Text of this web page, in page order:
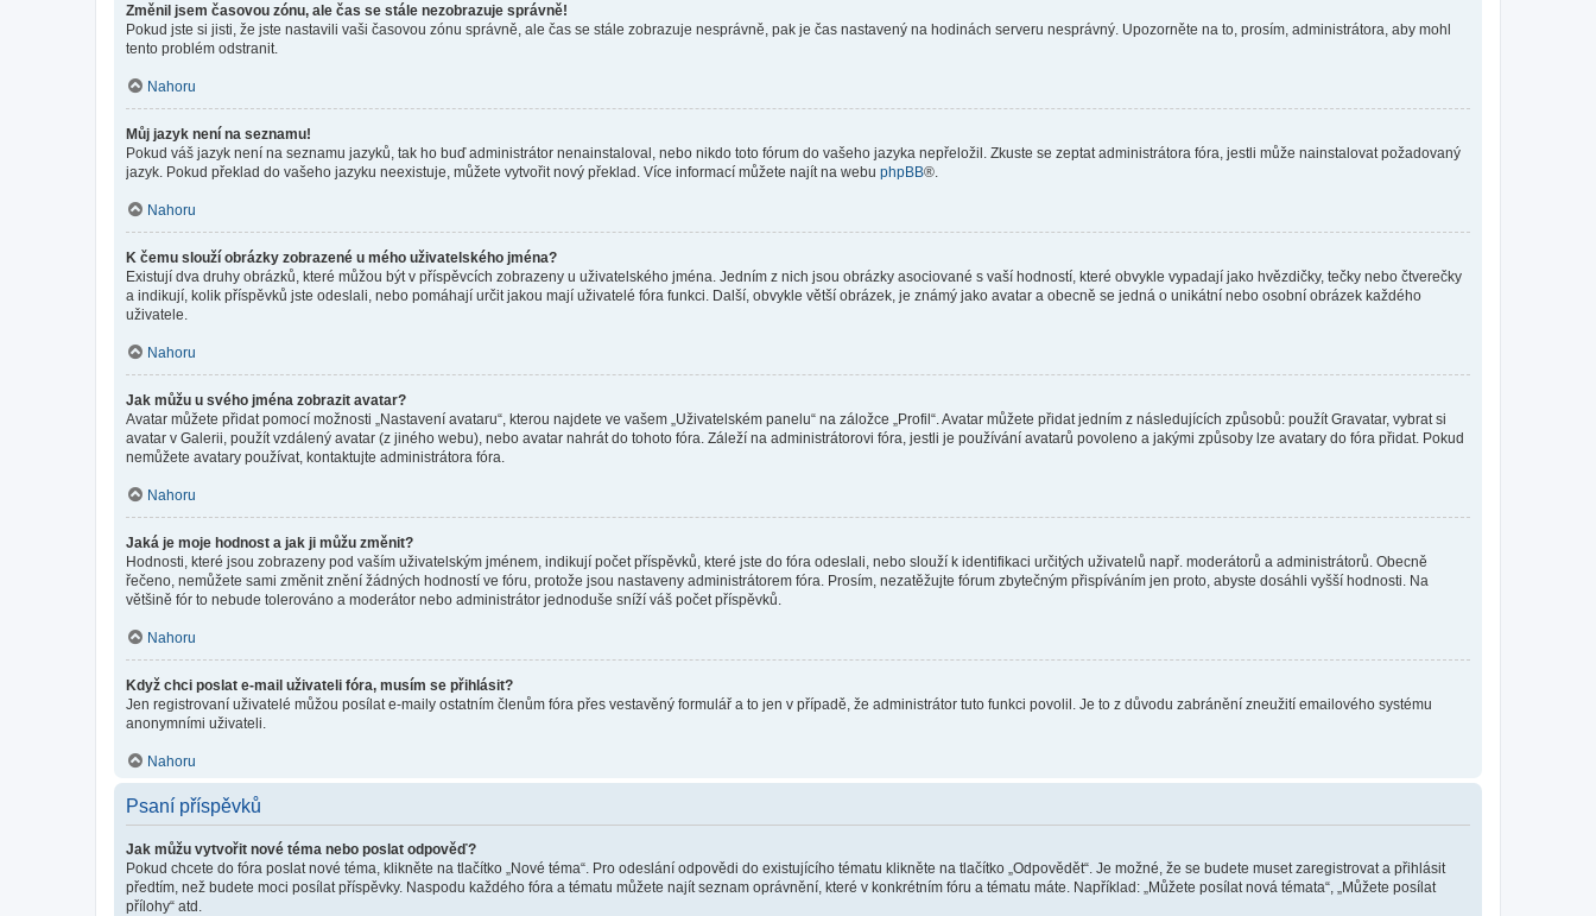
Změnil jsem časovou zónu, ale čas se stále nezobrazuje správně!
Pokud jste si jisti, že jste nastavili vaši časovou zónu správně, ale čas se stále zobrazuje nesprávně, pak je čas nastavený na hodinách serveru nesprávný. Upozorněte na to, prosím, administrátora, aby mohl
tento problém odstranit.
Nahoru
Můj jazyk není na seznamu!
Pokud váš jazyk není na seznamu jazyků, tak ho buď administrátor nenainstaloval, nebo nikdo toto fórum do vašeho jazyka nepřeložil. Zkuste se zeptat administrátora fóra, jestli může nainstalovat požadovaný
jazyk. Pokud překlad do vašeho jazyku neexistuje, můžete vytvořit nový překlad. Více informací můžete najít na webu phpBB®.
Nahoru
K čemu slouží obrázky zobrazené u mého uživatelského jména?
Existují dva druhy obrázků, které můžou být v příspěvcích zobrazeny u uživatelského jména. Jedním z nich jsou obrázky asociované s vaší hodností, které obvykle vypadají jako hvězdičky, tečky nebo čtverečky
a indikují, kolik příspěvků jste odeslali, nebo pomáhají určit jakou mají uživatelé fóra funkci. Další, obvykle větší obrázek, je známý jako avatar a obecně se jedná o unikátní nebo osobní obrázek každého
uživatele.
Nahoru
Jak můžu u svého jména zobrazit avatar?
Avatar můžete přidat pomocí možnosti „Nastavení avataru“, kterou najdete ve vašem „Uživatelském panelu“ na záložce „Profil“. Avatar můžete přidat jedním z následujících způsobů: použít Gravatar, vybrat si
avatar v Galerii, použít vzdálený avatar (z jiného webu), nebo avatar nahrát do tohoto fóra. Záleží na administrátorovi fóra, jestli je používání avatarů povoleno a jakými způsoby lze avatary do fóra přidat. Pokud
nemůžete avatary používat, kontaktujte administrátora fóra.
Nahoru
Jaká je moje hodnost a jak ji můžu změnit?
Hodnosti, které jsou zobrazeny pod vaším uživatelským jménem, indikují počet příspěvků, které jste do fóra odeslali, nebo slouží k identifikaci určitých uživatelů např. moderátorů a administrátorů. Obecně
řečeno, nemůžete sami změnit znění žádných hodností ve fóru, protože jsou nastaveny administrátorem fóra. Prosím, nezatěžujte fórum zbytečným přispíváním jen proto, abyste dosáhli vyšší hodnosti. Na
většině fór to nebude tolerováno a moderátor nebo administrátor jednoduše sníží váš počet příspěvků.
Nahoru
Když chci poslat e-mail uživateli fóra, musím se přihlásit?
Jen registrovaní uživatelé můžou posílat e-maily ostatním členům fóra přes vestavěný formulář a to jen v případě, že administrátor tuto funkci povolil. Je to z důvodu zabránění zneužití emailového systému
anonymními uživateli.
Nahoru
Psaní příspěvků
Jak můžu vytvořit nové téma nebo poslat odpověď?
Pokud chcete do fóra poslat nové téma, klikněte na tlačítko „Nové téma“. Pro odeslání odpovědi do existujícího tématu klikněte na tlačítko „Odpovědět“. Je možné, že se budete muset zaregistrovat a přihlásit
předtím, než budete moci posílat příspěvky. Naspodu každého fóra a tématu můžete najít seznam oprávnění, které v konkrétním fóru a tématu máte. Například: „Můžete posílat nová témata“, „Můžete posílat
přílohy“ atd.